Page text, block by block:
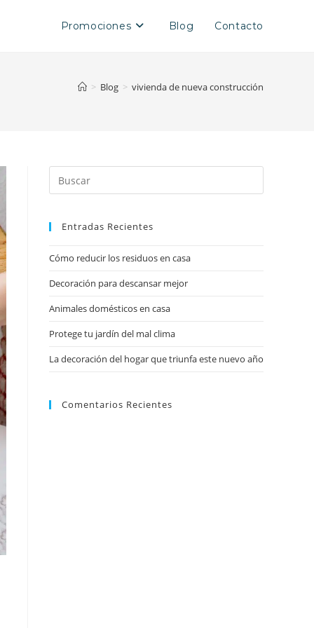
Promociones Blog Contacto
> Blog > vivienda de nueva construcción
Entradas Recientes
Cómo reducir los residuos en casa
Decoración para descansar mejor
Animales domésticos en casa
Protege tu jardín del mal clima
La decoración del hogar que triunfa este nuevo año
Comentarios Recientes